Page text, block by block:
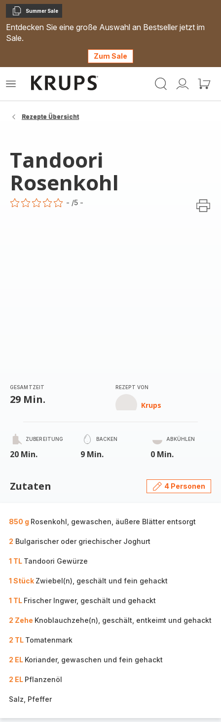
Kopieren
Summer Sale
Entdecken Sie eine große Auswahl an Bestseller jetzt im
Sale.
Zum Sale
Mein
Mein
Das
Rezepte Übersicht
Tandoori
Rosenkohl
- /5 -
GESAMTZEIT
29 Min.
REZEPT VON
Krups
ZUBEREITUNG
20 Min.
BACKEN
9 Min.
ABKÜHLEN
0 Min.
Zutaten 4 Personen
850 g Rosenkohl, gewaschen, äußere Blätter entsorgt
2 Bulgarischer oder griechischer Joghurt
1 TL Tandoori Gewürze
1 Stück Zwiebel(n), geschält und fein gehackt
1 TL Frischer Ingwer, geschält und gehackt
2 Zehe Knoblauchzehe(n), geschält, entkeimt und gehackt
2 TL Tomatenmark
2 EL Koriander, gewaschen und fein gehackt
2 EL Pflanzenöl
Salz, Pfeffer